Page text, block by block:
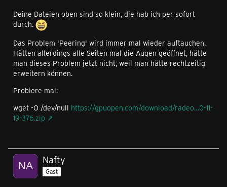
Deine Dateien oben sind so klein, die hab ich per sofort
durch.
Das Problem 'Peering' wird immer mal wieder auftauchen.
Hätten allerdings alle Seiten mal die Augen geöffnet, hätte
man dieses Problem jetzt nicht, weil man hätte rechtzeitig
erweitern können.
Probiere mal:
wget -O /dev/null https://gpuopen.com/download/radeo…0-11-
19-376.zip
Nafty
Gast